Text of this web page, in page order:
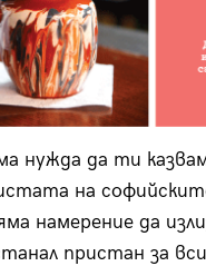
нужда да ти
на
намерение да
пристан за